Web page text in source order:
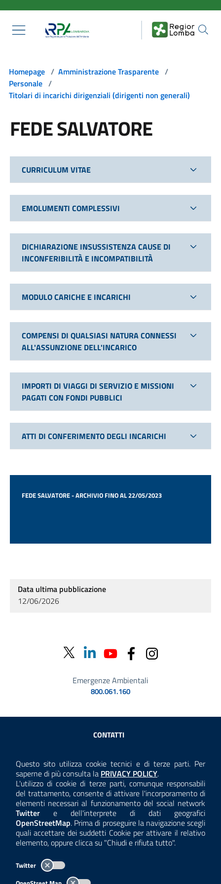
Questo sito utilizza cookie tecnici e di terze parti. Per
saperne di più consulta la Consulta la
PRIVACY POLICY.
L'utilizzo di cookie di terze parti, comunque responsabili
del trattamento, consente di attivare l'incorporamento di
elementi necessari al funzionamento del social network
Twitter e dell'interprete di dati geografici
OpenStreetMap. Prima di proseguire la navigazione scegli
quali accettare dei suddetti Cookie per attivare il relativo
elemento, oppure clicca su "Chiudi e rifiuta tutto".
Twitter
Homepage / Amministrazione Trasparente /
Personale /
Titolari di incarichi dirigenziali (dirigenti non generali)
FEDE SALVATORE
CURRICULUM VITAE
EMOLUMENTI COMPLESSIVI
DICHIARAZIONE INSUSSISTENZA CAUSE DI
INCONFERIBILITÀ E INCOMPATIBILITÀ
MODULO CARICHE E INCARICHI
COMPENSI DI QUALSIASI NATURA CONNESSI
ALL'ASSUNZIONE DELL'INCARICO
IMPORTI DI VIAGGI DI SERVIZIO E MISSIONI
PAGATI CON FONDI PUBBLICI
ATTI DI CONFERIMENTO DEGLI INCARICHI
FEDE SALVATORE - ARCHIVIO FINO AL 22/05/2023
Data ultima pubblicazione
12/06/2026
Emergenze Ambientali
800.061.160
Sezione Link Utili
CONTATTI
ANTICORRUZIONE
ACCESSIBILITÀ
COOKIE E PRIVACY
TEMI A-Z